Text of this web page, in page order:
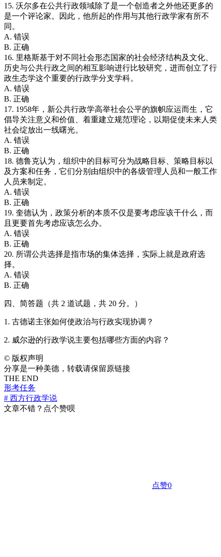
15. 沃尔多在公共行政领域除了是一个创造者之外他还更多的
是一个评论家。因此，他所起的作用与其他行政学家有所不
同。
A. 错误
B. 正确
16. 里格斯基于对不同社会形态国家的社会经济结构及文化、
历史与公共行政之间的相互影响进行比较研究，进而创立了行
政生态学这个重要的行政学分支学科。
A. 错误
B. 正确
17. 1958年，新公共行政学高举社会公平的旗帜应运而生，它
倡导关注意义和价值、着重建立规范理论，以期促使未来人类
社会绽放出一线曙光。
A. 错误
B. 正确
18. 德鲁克认为，组织中的目标可分为战略目标、策略目标以
及方案和任务，它们分别由组织中的各级管理人员和一般工作
人员来制定。
A. 错误
B. 正确
19. 奎德认为，政策分析的本质不仅是要考虑应该干什么，而
且更要首先考虑应该怎么办。
A. 错误
B. 正确
20. 所谓公共选择是指市场的集体选择，实际上就是政府选
择。
A. 错误
B. 正确
四、简答题（共 2 道试题，共 20 分。）
1. 古德诺主张如何使政治与行政实现协调？
2. 威尔逊的行政学说主要包括哪些方面的内容？
© 版权声明
分享是一种美德，转载请保留原链接
THE END
形考任务
# 西方行政学说
文章不错？点个赞呗
点赞0